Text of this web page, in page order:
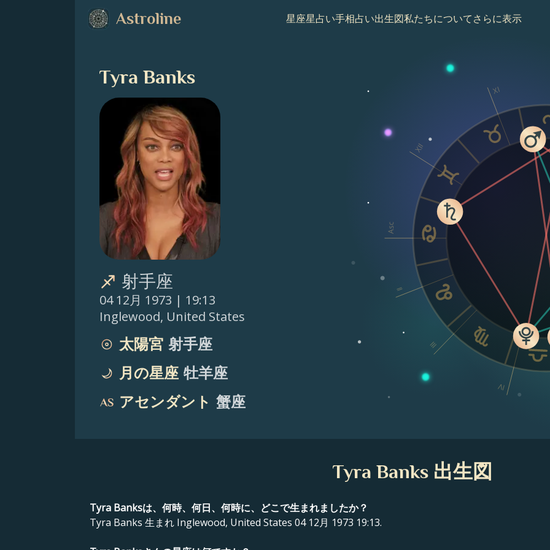
Astroline 星座星占い手相占い出生図私たちについてさらに表示
Tyra Banks
射手座
04 12月 1973 | 19:13
Inglewood, United States
太陽宮 射手座
月の星座 牡羊座
アセンダント 蟹座
Asc
II
III
IV
XI
XII
Tyra Banks 出生図
Tyra Banksは、何時、何日、何時に、どこで生まれましたか？
Tyra Banks 生まれ Inglewood, United States 04 12月 1973 19:13.